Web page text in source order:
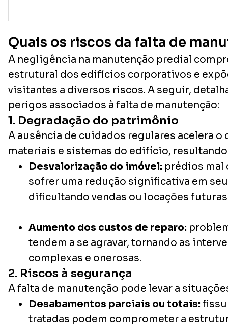
Quais os riscos da falta de
A negligência na manutenção predial
estrutural dos edifícios corporativos e
visitantes a diversos riscos. A seguir,
perigos associados à falta de manutenção:
1. Degradação do patrimônio
A ausência de cuidados regulares acelera o
materiais e sistemas do edifício, resultando
Desvalorização do imóvel: prédios mal
sofrer uma redução significativa em
dificultando vendas ou locações
Aumento dos custos de reparo:
tendem a se agravar, tornando as
complexas e onerosas.
2. Riscos à segurança
A falta de manutenção pode levar a
Desabamentos parciais ou totais:
tratadas podem comprometer a